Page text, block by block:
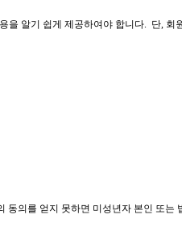
을 알기 쉽게 제공하여야 합니다. 단, 회
의를 얻지 못하면 미성년자 본인 또는